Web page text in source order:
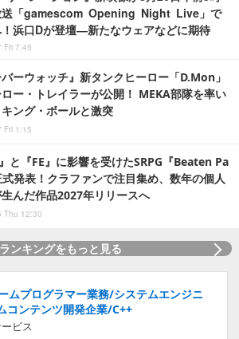
送「gamescom Opening Night Live」で
浜口Dが登壇―新たなウェアなどに期待
Fri 7:45
バーウォッチ』新タンクヒーロー「D.Mon」
ー・トレイラーが公開！ MEKA部隊を率い
ング・ボールと激突
Fri 1:15
』と『FE』に影響を受けたSRPG『Beaten Pa
発表！クラファンで注目集め、数年の個人
んだ作品2027年リリースへ
Thu 12:30
ランキングをもっと見る
ムプログラマー業務/システムエンジニ
コンテンツ開発企業/C++
ビス